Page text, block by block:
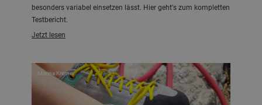
besonders variabel einsetzen lässt. Hier geht's zum kompletten
Testbericht.
Jetzt lesen
Marina Kremer